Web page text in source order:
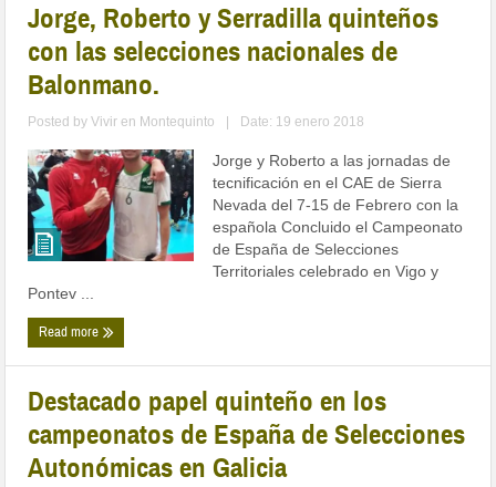
Jorge, Roberto y Serradilla quinteños
con las selecciones nacionales de
Balonmano.
Posted byVivir en Montequinto Date: 19 enero 2018
Jorge y Roberto a las jornadas de
tecnificación en el CAE de Sierra
Nevada del 7-15 de Febrero con la
española Concluido el Campeonato
de España de Selecciones
Territoriales celebrado en Vigo y
Pontev ...
Read more
Destacado papel quinteño en los
campeonatos de España de Selecciones
Autonómicas en Galicia